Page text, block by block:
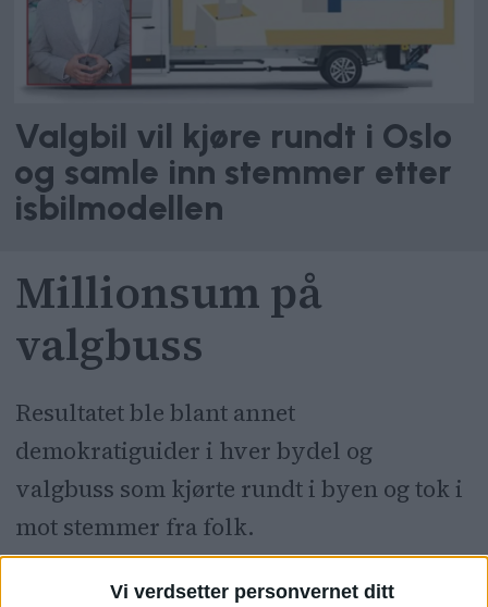
Vi verdsetter personvernet ditt
Valgbil vil kjøre rundt i Oslo
og samle inn stemmer etter
isbilmodellen
Millionsum på
valgbuss
Resultatet ble blant annet
demokratiguider i hver bydel og
valgbuss som kjørte rundt i byen og tok i
mot stemmer fra folk.
Det kostet rundt 1,7 millioner kroner,